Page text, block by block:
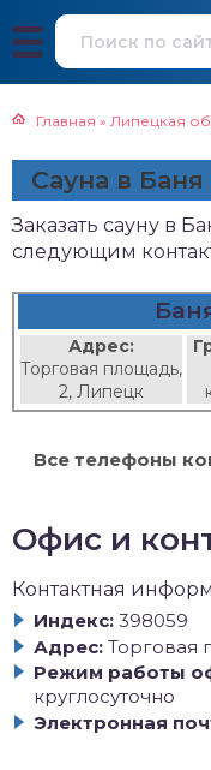
Главная » Липецкая
Сауна в
Заказать сауну в
следующим
Адрес:
Торговая площадь,
2, Липецк
Все телефоны
Офис и
Контактная
Индекс: 398059
Адрес: Торговая
Режим работы
круглосуточно
Электронная